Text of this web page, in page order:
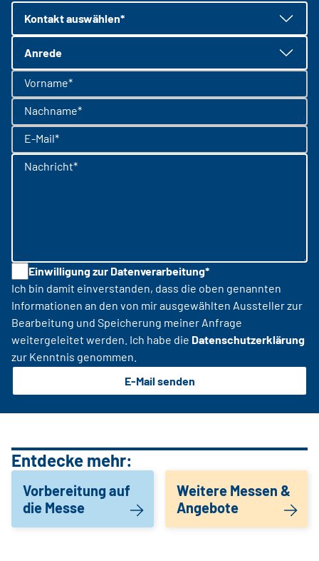
Kontakt auswählen*
Anrede
Vorname*
Nachname*
E-Mail*
Nachricht*
Einwilligung zur Datenverarbeitung*
Ich bin damit einverstanden, dass die oben genannten
Informationen an den von mir ausgewählten Aussteller zur
Bearbeitung und Speicherung meiner Anfrage
weitergeleitet werden. Ich habe die Datenschutzerklärung
zur Kenntnis genommen.
E-Mail senden
Entdecke mehr:
Vorbereitung auf
die Messe
Weitere Messen &
Angebote